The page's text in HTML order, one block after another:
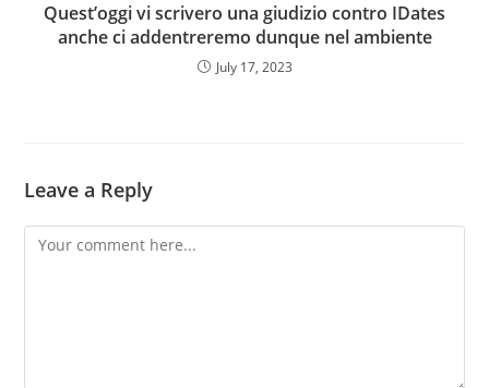
Quest’oggi vi scrivero una giudizio contro IDates
anche ci addentreremo dunque nel ambiente
July 17, 2023
Leave a Reply
Comment